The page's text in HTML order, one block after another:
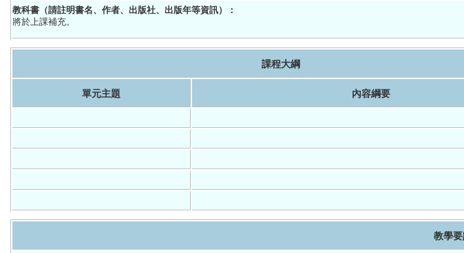
教科書（請註明書名、作者、出版社、出版年等資訊）：
將於上課補充。
課程大綱
單元主題
內容綱要
教學